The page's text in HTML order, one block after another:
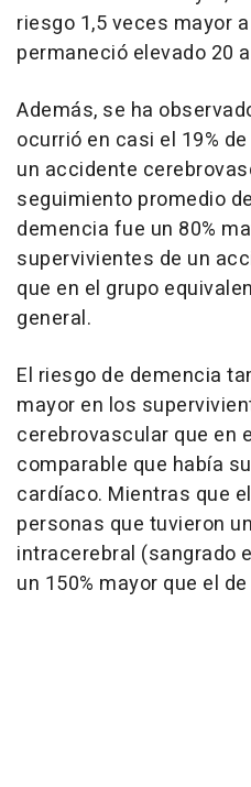
riesgo 1,5 veces mayor
permaneció elevado 20
Además, se ha
ocurrió en casi el 19%
un accidente
seguimiento promedio
demencia fue un 80%
supervivientes de un
que en el grupo
general.
El riesgo de demencia
mayor en los
cerebrovascular que en
comparable que había
cardíaco. Mientras que
personas que tuvieron
intracerebral (sangrado
un 150% mayor que el